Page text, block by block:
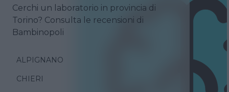
Cerchi un laboratorio in provincia di
Torino? Consulta le recensioni di
Bambinopoli
ALPIGNANO
CHIERI